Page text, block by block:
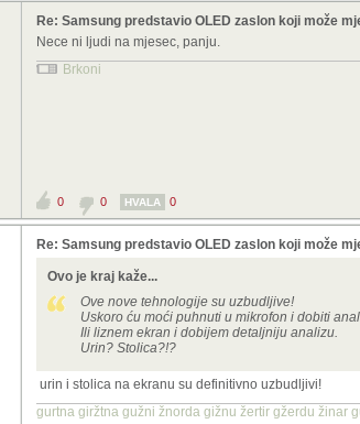
Re: Samsung predstavio OLED zaslon koji može
Nece ni ljudi na mjesec, panju.
Brkoni
0 0 HVALA 0
Re: Samsung predstavio OLED zaslon koji može
Ovo je kraj kaže...
Ove nove tehnologije su uzbudljive!
Uskoro ću moći puhnuti u mikrofon i dobiti
Ili liznem ekran i dobijem detaljniju analizu.
Urin? Stolica?!?
urin i stolica na ekranu su definitivno uzbudljivi!
gurtna giržtna gužni žnorda gižnu žertir gžerdu žinar